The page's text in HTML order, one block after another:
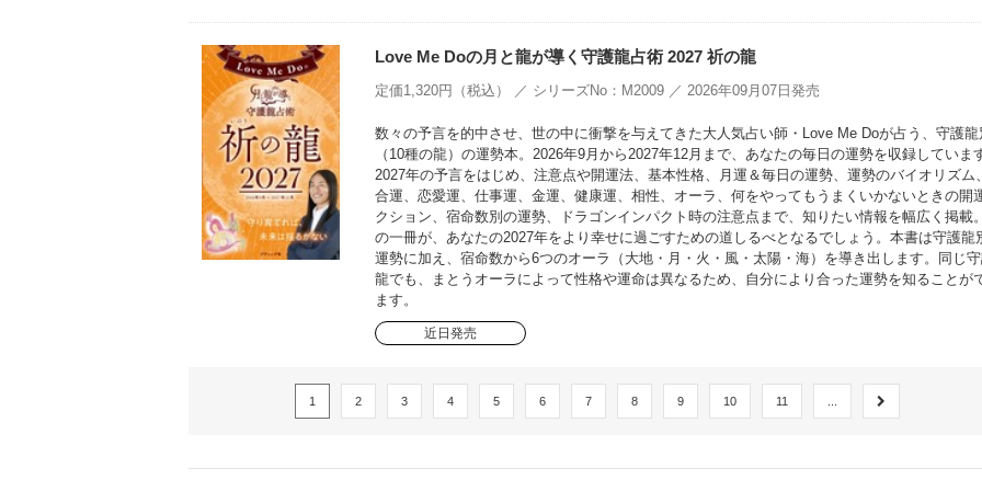
Love Me Doの月と龍が導く守護龍占術 2027 祈の龍
定価1,320円（税込） ／ シリーズNo：M2009 ／ 2026年09月07日発売
数々の予言を的中させ、世の中に衝撃を与えてきた大人気占い師・Love Me Doが占う、守護龍
（10種の龍）の運勢本。2026年9月から2027年12月まで、あなたの毎日の運勢を収録していま
2027年の予言をはじめ、注意点や開運法、基本性格、月運＆毎日の運勢、運勢のバイオリズム
合運、恋愛運、仕事運、金運、健康運、相性、オーラ、何をやってもうまくいかないときの開
クション、宿命数別の運勢、ドラゴンインパクト時の注意点まで、知りたい情報を幅広く掲載
の一冊が、あなたの2027年をより幸せに過ごすための道しるべとなるでしょう。本書は守護龍
運勢に加え、宿命数から6つのオーラ（大地・月・火・風・太陽・海）を導き出します。同じ
龍でも、まとうオーラによって性格や運命は異なるため、自分により合った運勢を知ることが
ます。
近日発売
1 2 3 4 5 6 7 8 9 10 11